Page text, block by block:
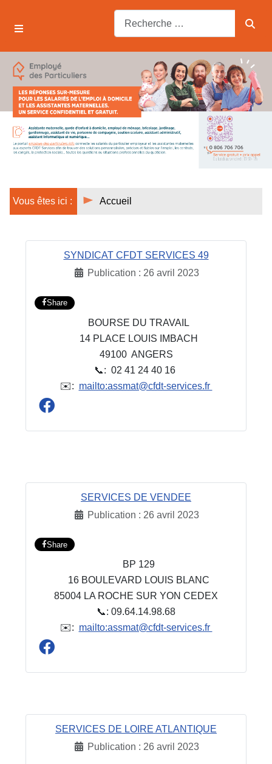
Vous êtes ici : Accueil
SYNDICAT CFDT SERVICES 49
Publication : 26 avril 2023
Share
BOURSE DU TRAVAIL
14 PLACE LOUIS IMBACH
49100 ANGERS
📞: 02 41 24 40 16
✉️: mailto:assmat@cfdt-services.fr
SERVICES DE VENDEE
Publication : 26 avril 2023
Share
BP 129
16 BOULEVARD LOUIS BLANC
85004 LA ROCHE SUR YON CEDEX
📞: 09.64.14.98.68
✉️: mailto:assmat@cfdt-services.fr
SERVICES DE LOIRE ATLANTIQUE
Publication : 26 avril 2023